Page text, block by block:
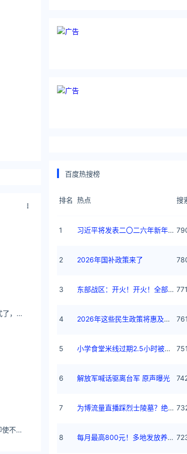
依不婷旗舰店 是我最喜欢的款式了，穿起来特别有气质
啾啾JVID一切都会好起来的，即使不是在今天，总有一天会的
百度热搜榜
排名 热点 搜
1 习近平将发表二〇二六年新年贺词
2 2026年国补政策来了
3 东部战区：开火！开火！全部命中！
4 2026年这些民生政策将惠及百姓
5 小学食堂米线过期2.5小时被罚5万
6 解放军喊话驱离台军 原声曝光
7 为博流量直播踩烈士陵墓？绝不姑息
8 每月最高800元！多地发放养老消费券